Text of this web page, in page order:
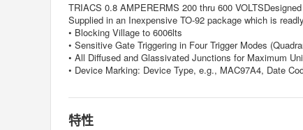
TRIACS 0.8 AMPERERMS 200 thru 600
Supplied in an Inexpensive TO-92 package which is
• Blocking Village to 6006lts
• Sensitive Gate Triggering in Four Trigger Modes
• All Diffused and Glassivated Junctions for Maximum
• Device Marking: Device Type, e.g., MAC97A4, Date
特性